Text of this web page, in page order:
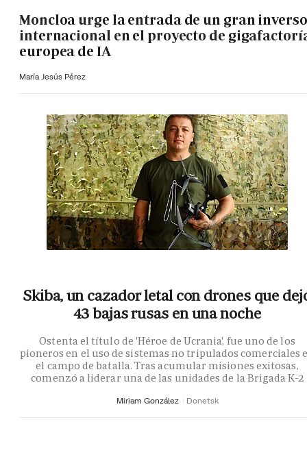
Moncloa urge la entrada de un gran
internacional en el proyecto de
europea de IA
María Jesús Pérez
Skiba, un cazador letal con drones que
43 bajas rusas en una noche
Ostenta el título de 'Héroe de Ucrania', fue uno de los
pioneros en el uso de sistemas no tripulados comerciales
el campo de batalla. Tras acumular misiones exitosas,
comenzó a liderar una de las unidades de la Brigada K-2
Miriam González Donetsk